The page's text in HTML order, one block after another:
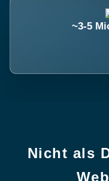
~3-5
Nicht als